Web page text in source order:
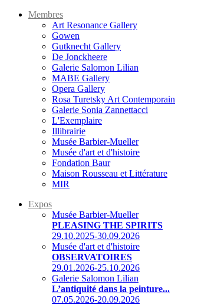
Membres
Art Resonance Gallery
Gowen
Gutknecht Gallery
De Jonckheere
Galerie Salomon Lilian
MABE Gallery
Opera Gallery
Rosa Turetsky Art Contemporain
Galerie Sonia Zannettacci
L'Exemplaire
Illibrairie
Musée Barbier-Mueller
Musée d'art et d'histoire
Fondation Baur
Maison Rousseau et Littérature
MIR
Expos
Musée Barbier-Mueller
PLEASING THE SPIRITS
29.10.2025-30.09.2026
Musée d'art et d'histoire
OBSERVATOIRES
29.01.2026-25.10.2026
Galerie Salomon Lilian
L’antiquité dans la peinture...
07.05.2026-20.09.2026